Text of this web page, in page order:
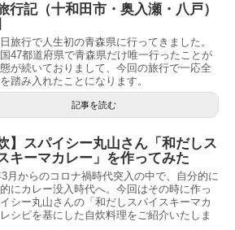
行記（十和田市・奥入瀬・八戸）
旅行で人生初の青森県に行ってきました。
47都道府県で青森県だけ唯一行ったことが
が続いておりまして、今回の旅行で一応全
踏み入れたことになります。
記事を読む
】スパイシー丸山さん「和だしス
キーマカレー」を作ってみた
3月からのコロナ禍時代突入の中で、自分的に
にカレー没入時代へ。今回はその時に作っ
シー丸山さんの「和だしスパイスキーマカ
シピを基にした自炊料理をご紹介いたしま